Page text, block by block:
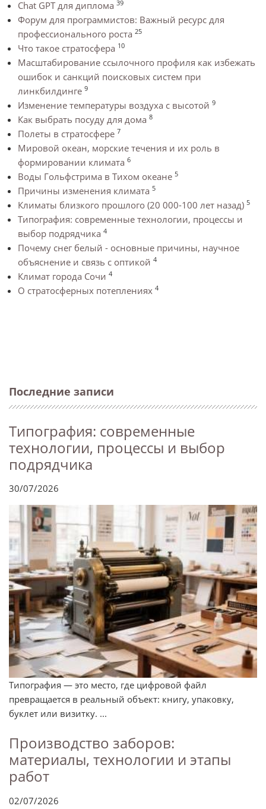
Chat GPT для диплома 39
Форум для программистов: Важный ресурс для
профессионального роста 25
Что такое стратосфера 10
Масштабирование ссылочного профиля как избежать
ошибок и санкций поисковых систем при
линкбилдинге 9
Изменение температуры воздуха с высотой 9
Как выбрать посуду для дома 8
Полеты в стратосфере 7
Мировой океан, морские течения и их роль в
формировании климата 6
Воды Гольфстрима в Тихом океане 5
Причины изменения климата 5
Климаты близкого прошлого (20 000-100 лет назад) 5
Типография: современные технологии, процессы и
выбор подрядчика 4
Почему снег белый - основные причины, научное
объяснение и связь с оптикой 4
Климат города Сочи 4
О стратосферных потеплениях 4
Последние записи
Типография: современные
технологии, процессы и выбор
подрядчика
30/07/2026
Типография — это место, где цифровой файл
превращается в реальный объект: книгу, упаковку,
буклет или визитку. ...
Производство заборов:
материалы, технологии и этапы
работ
02/07/2026